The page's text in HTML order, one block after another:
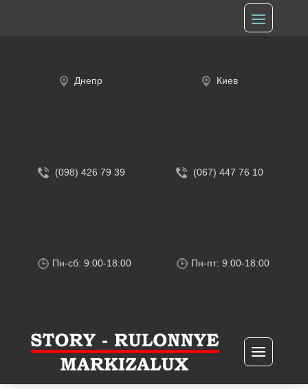
Днепр
(098) 426 79 39
Пн-сб: 9:00-18:00
Киев
(067) 447 76 10
Пн-пт: 9:00-18:00